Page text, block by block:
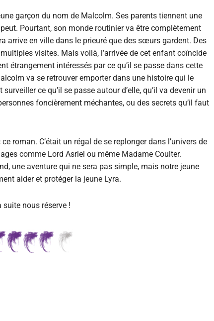
garçon du nom de Malcolm. Ses parents tiennent une
Pourtant, son monde routinier va être complètement
arrive en ville dans le prieuré que des sœurs gardent. Des
visites. Mais voilà, l’arrivée de cet enfant coïncide
étrangement intéressés par ce qu’il se passe dans cette
va se retrouver emporter dans une histoire qui le
ce qu’il se passe autour d’elle, qu’il va devenir un
foncièrement méchantes, ou des secrets qu’il faut
roman. C’était un régal de se replonger dans l’univers de
comme Lord Asriel ou même Madame Coulter.
une aventure qui ne sera pas simple, mais notre jeune
aider et protéger la jeune Lyra.
nous réserve !